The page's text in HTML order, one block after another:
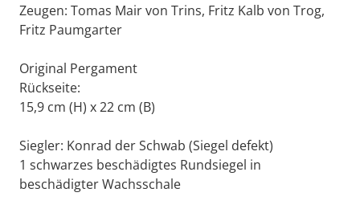
Zeugen: Tomas Mair von Trins, Fritz Kalb von Trog,
Fritz Paumgarter
Original Pergament
Rückseite:
15,9 cm (H) x 22 cm (B)
Siegler: Konrad der Schwab (Siegel defekt)
1 schwarzes beschädigtes Rundsiegel in
beschädigter Wachsschale